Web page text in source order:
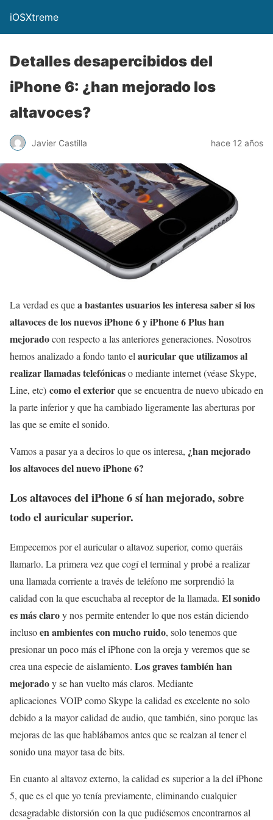
iOSXtreme
Detalles desapercibidos del
iPhone 6: ¿han mejorado los
altavoces?
Javier Castilla hace 12 años
La verdad es quea bastantes usuarios les interesa saber si los
altavoces de los nuevos iPhone 6 y iPhone 6 Plus han
mejoradocon respecto a las anteriores generaciones. Nosotros
hemos analizado a fondo tanto el auricular que utilizamos al
realizar llamadas telefónicaso mediante internet (véase Skype,
Line, etc) como el exteriorque se encuentra de nuevo ubicado en
la parte inferior y que ha cambiado ligeramente las aberturas por
las que se emite el sonido.
Vamos a pasar ya a deciros lo que os interesa, ¿han mejorado
los altavoces del nuevo iPhone 6?
Los altavoces del iPhone 6 sí han mejorado, sobre
todo el auricular superior.
Empecemos por el auricular o altavoz superior, como queráis
llamarlo. La primera vez que cogí el terminal y probé a realizar
una llamada corriente a través de teléfono me sorprendió la
calidad con la que escuchaba al receptor de la llamada. El sonido
es más claroy nos permite entender lo que nos están diciendo
inclusoen ambientes con mucho ruido, solo tenemos que
presionar un poco más el iPhone con la oreja y veremos que se
crea una especie de aislamiento. Los graves también han
mejoradoy se han vuelto más claros. Mediante
aplicaciones VOIP como Skype la calidad es excelente no solo
debido a la mayor calidad de audio, que también, sino porque las
mejoras de las que hablábamos antes que se realzan al tener el
sonido una mayor tasa de bits.
En cuanto al altavoz externo, la calidad es superior a la del iPhone
5, que es el que yo tenía previamente, eliminando cualquier
desagradable distorsión con la que pudiésemos encontrarnos al